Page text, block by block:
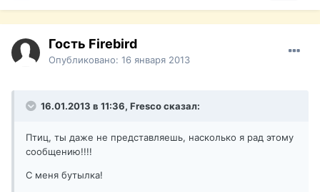
Гость Firebird
Опубликовано: 16 января 2013
16.01.2013 в 11:36, Fresco сказал:
Птиц, ты даже не представляешь, насколько я рад этому
сообщению!!!!
С меня бутылка!